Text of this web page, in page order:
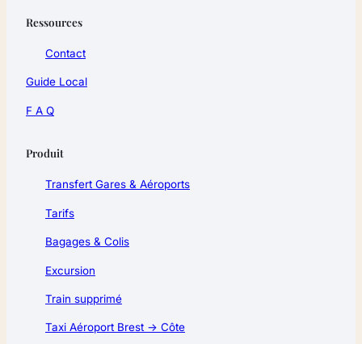
Ressources
Contact
Guide Local
F A Q
Produit
Transfert Gares & Aéroports
Tarifs
Bagages & Colis
Excursion
Train supprimé
Taxi Aéroport Brest → Côte